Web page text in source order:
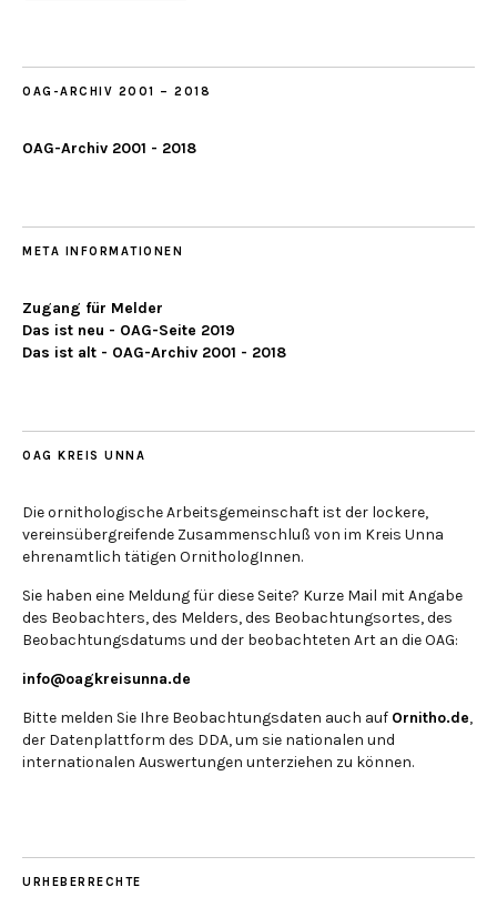
OAG-ARCHIV 2001 – 2018
OAG-Archiv 2001 - 2018
META INFORMATIONEN
Zugang für Melder
Das ist neu - OAG-Seite 2019
Das ist alt - OAG-Archiv 2001 - 2018
OAG KREIS UNNA
Die ornithologische Arbeitsgemeinschaft ist der lockere,
vereinsübergreifende Zusammenschluß von im Kreis Unna
ehrenamtlich tätigen OrnithologInnen.
Sie haben eine Meldung für diese Seite? Kurze Mail mit Angabe
des Beobachters, des Melders, des Beobachtungsortes, des
Beobachtungsdatums und der beobachteten Art an die OAG:
info@oagkreisunna.de
Bitte melden Sie Ihre Beobachtungsdaten auch auf Ornitho.de,
der Datenplattform des DDA, um sie nationalen und
internationalen Auswertungen unterziehen zu können.
URHEBERRECHTE